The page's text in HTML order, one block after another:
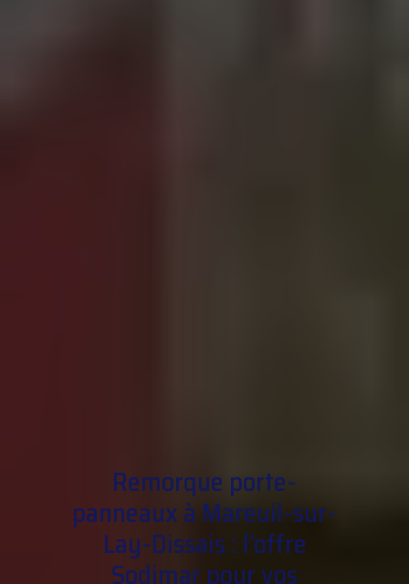
Remorque porte-
panneaux à Mareuil-sur-
Lay-Dissais : l’offre
Sodimar pour vos